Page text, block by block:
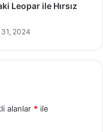
Leopar ile Hırsız
2024
alanlar * ile